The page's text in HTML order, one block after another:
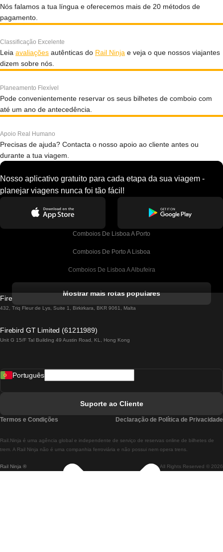
Nós falamos a tua língua e oferecemos mais de 20 métodos de
pagamento.
Classificação Excelente
Leia avaliações autênticas do Rail Ninja e veja o que nossos viajantes
dizem sobre nós.
Planeamento Flexível
Pode convenientemente reservar os seus bilhetes de comboio com
até um ano de antecedência.
Apoio Real Humano
Precisas de ajuda? Contacta o nosso apoio ao cliente antes ou
durante a tua viagem.
Nosso aplicativo gratuito para cada etapa da sua viagem -
planejar viagens nunca foi tão fácil!
Comboios De Lisboa A Porto
Comboios De Porto A Lisboa
Comboios De Lisboa A Albufeira
Comboios De Lisboa A Lagos
Comboios De Lisboa A Madrid
Comboios De Lisboa A Braga
Comboios De Braga A Lisboa
Mostrar mais rotas populares
Firebird GT Limited (OC 1451)
432, Triq Fleur de Lys, Suite 1, Birkirkara, BKR 9061, Malta
Firebird GT Limited (61211989)
Unit G 15/F Tal Building 49 Austin Road, KL, Hong Kong
Rail Ninja ® All Rights Reserved © 2026
Rail.Ninja é uma agência global e independente de serviço de reservas online de bilhetes de
trem. A Rail Ninja não é uma companhia ferroviária e não possui nem opera trens.
Português
Suporte ao Cliente
Termos e Condições Declaração de Política de Privacidade